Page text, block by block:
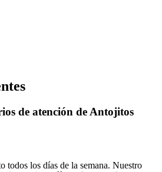
tes
de atención de Antojitos
todos los días de la semana. Nuestro